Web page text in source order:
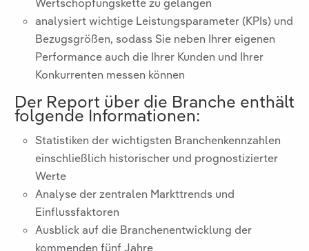
Wertschöpfungskette zu gelangen
analysiert wichtige Leistungsparameter (KPIs) und
Bezugsgrößen, sodass Sie neben Ihrer eigenen
Performance auch die Ihrer Kunden und Ihrer
Konkurrenten messen können
Der Report über die Branche enthält
folgende Informationen:
Statistiken der wichtigsten Branchenkennzahlen
einschließlich historischer und prognostizierter
Werte
Analyse der zentralen Markttrends und
Einflussfaktoren
Ausblick auf die Branchenentwicklung der
kommenden fünf Jahre